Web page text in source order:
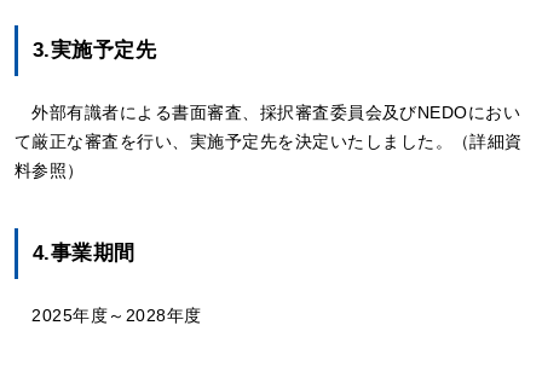
3.実施予定先
外部有識者による書面審査、採択審査委員会及びNEDOにおい
て厳正な審査を行い、実施予定先を決定いたしました。（詳細資
料参照）
4.事業期間
2025年度～2028年度